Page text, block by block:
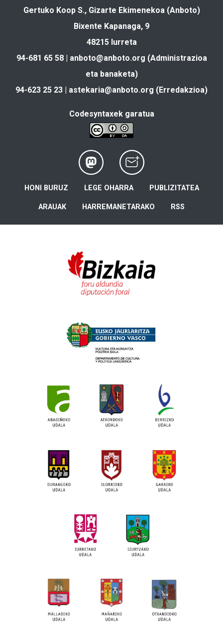
Gertuko Koop S., Gizarte Ekimenekoa (Anboto)
Bixente Kapanaga, 9
48215 Iurreta
94-681 65 58 | anboto@anboto.org (Administrazioa
eta banaketa)
94-623 25 23 | astekaria@anboto.org (Erredakzioa)
Codesyntaxek garatua
HONI BURUZ LEGE OHARRA PUBLIZITATEA
ARAUAK HARREMANETARAKO RSS